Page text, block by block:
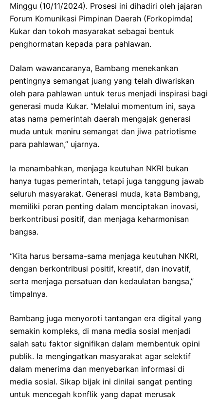
Minggu (10/11/2024). Prosesi ini dihadiri oleh jajaran
Forum Komunikasi Pimpinan Daerah (Forkopimda)
Kukar dan tokoh masyarakat sebagai bentuk
penghormatan kepada para pahlawan.
Dalam wawancaranya, Bambang menekankan
pentingnya semangat juang yang telah diwariskan
oleh para pahlawan untuk terus menjadi inspirasi bagi
generasi muda Kukar. “Melalui momentum ini, saya
atas nama pemerintah daerah mengajak generasi
muda untuk meniru semangat dan jiwa patriotisme
para pahlawan,” ujarnya.
Ia menambahkan, menjaga keutuhan NKRI bukan
hanya tugas pemerintah, tetapi juga tanggung jawab
seluruh masyarakat. Generasi muda, kata Bambang,
memiliki peran penting dalam menciptakan inovasi,
berkontribusi positif, dan menjaga keharmonisan
bangsa.
“Kita harus bersama-sama menjaga keutuhan NKRI,
dengan berkontribusi positif, kreatif, dan inovatif,
serta menjaga persatuan dan kedaulatan bangsa,”
timpalnya.
Bambang juga menyoroti tantangan era digital yang
semakin kompleks, di mana media sosial menjadi
salah satu faktor signifikan dalam membentuk opini
publik. Ia mengingatkan masyarakat agar selektif
dalam menerima dan menyebarkan informasi di
media sosial. Sikap bijak ini dinilai sangat penting
untuk mencegah konflik yang dapat merusak